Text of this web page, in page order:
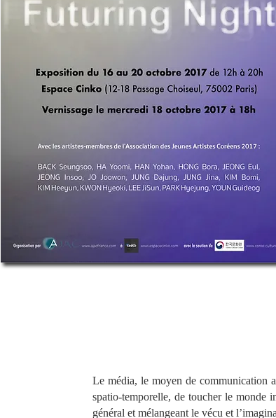
Le média, le moyen de communication
spatio-temporelle, de toucher le monde
général et mélangeant le vécu et